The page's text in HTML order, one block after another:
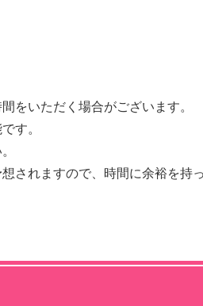
をいただく場合がございます。
す。
されますので、時間に余裕を持